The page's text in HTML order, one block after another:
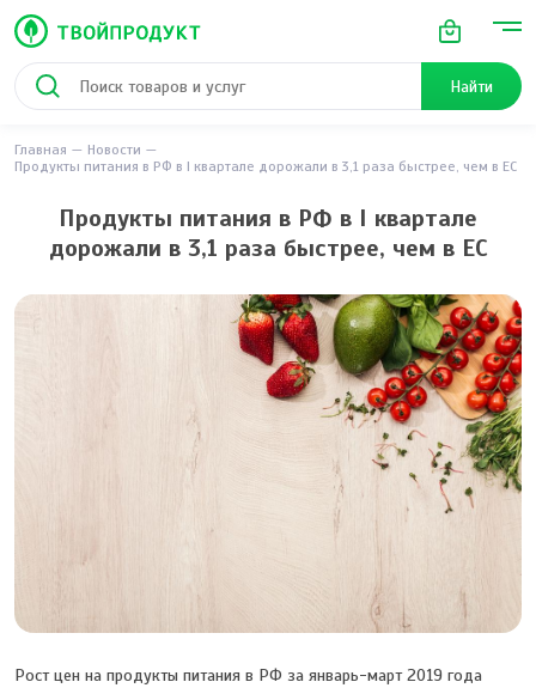
Найти
Главная
Новости
Продукты питания в РФ в I квартале дорожали в 3,1 раза быстрее, чем в ЕС
Продукты питания в РФ в I квартале
дорожали в 3,1 раза быстрее, чем в ЕС
Рост цен на продукты питания в РФ за январь-март 2019 года